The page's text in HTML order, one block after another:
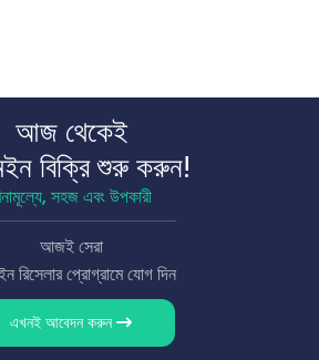
আজ থেকেই
বিক্রি শুরু করুন!
সহজ এবং উপকারী
আজই সেরা
রিসেলার প্রোগ্রামে যোগ দিন
এখনই আবেদন করুন